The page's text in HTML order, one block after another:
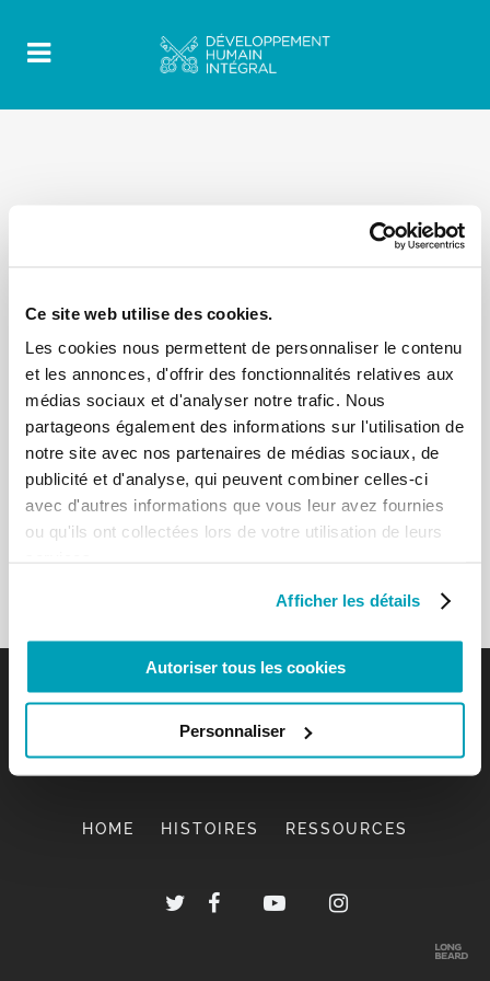
Ce site web utilise des cookies.
Les cookies nous permettent de personnaliser le contenu
et les annonces, d'offrir des fonctionnalités relatives aux
médias sociaux et d'analyser notre trafic. Nous
partageons également des informations sur l'utilisation de
notre site avec nos partenaires de médias sociaux, de
publicité et d'analyse, qui peuvent combiner celles-ci
avec d'autres informations que vous leur avez fournies
ou qu'ils ont collectées lors de votre utilisation de leurs
Afficher les détails
Autoriser tous les cookies
Personnaliser
HOME HISTOIRES RESSOURCES